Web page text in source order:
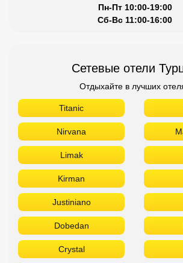
Пн-Пт 10:00-19:00
Сб-Вс 11:00-16:00
Сетевые отели
Отдыхайте в лучших
Titanic
Nirvana
Limak
Kirman
Justiniano
Dobedan
Crystal